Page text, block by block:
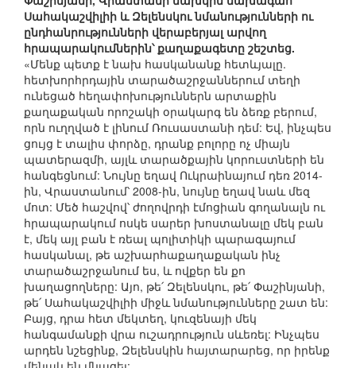
Սահակաշվիլիի և Զելենսկու նմանությունների ու
ընդհանրությունների վերաբերյալ արվող
հրապարակումներին՝ քաղաքագետը շեշտեց.
«Մենք պետք է նախ հասկանանք հետևյալը.
հետխորհրդային տարածաշրջաններում տեղի
ունեցած հեղափոխություններն արտաքին
քաղաքական որոշակի օրակարգ են ձեռք բերում,
որն ուղղված է լինում Ռուսաստանի դեմ: Եվ, ինչպես
ցույց է տալիս փորձը, դրանք բոլորը ոչ միայն
պատերազմի, այլև տարածքային կորուստների են
հանգեցնում: Նույնը եղավ Ուկրաինայում դեռ 2014-
ին, Վրաստանում՝ 2008-ին, նույնը եղավ նաև մեզ
մոտ: Մեծ հաշվով՝ ժողովրդի էմոցիան գողանալն ու
հրապարակում ոսկե սարեր խոստանալը մեկ բան
է, մեկ այլ բան է ռեալ պոլիտիկի պարագայում
հասկանալ, թե աշխարհաքաղաքական ինչ
տարածաշրջանում ես, և ովքեր են քո
խաղացողները: Այո, թե՛ Զելենսկու, թե՛ Փաշինյանի,
թե՛ Սահակաշվիլիի միջև նմանությունները շատ են:
Բայց, դրա հետ մեկտեղ, կուզենայի մեկ
հանգամանքի վրա ուշադրություն սևեռել: Ինչպես
արդեն նշեցինք, Զելենսկին հայտարարեց, որ իրենք